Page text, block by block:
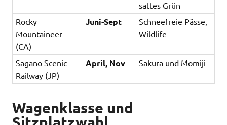
sattes Grün
Rocky
Mountaineer
(CA)
Juni-Sept
Schneefreie Pässe,
Wildlife
Sagano Scenic
Railway (JP)
April, Nov Sakura und Momiji
Wagenklasse und